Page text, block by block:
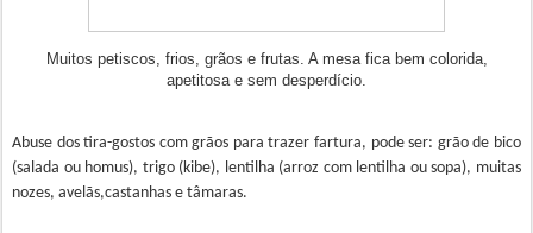
Muitos petiscos, frios, grãos e frutas. A mesa fica bem colorida,
apetitosa e sem desperdício.
Abuse dos tira-gostos com grãos para trazer fartura, pode ser: grão de bico
(salada ou homus), trigo (kibe), lentilha (arroz com lentilha ou sopa), muitas
nozes, avelãs,castanhas e tâmaras.